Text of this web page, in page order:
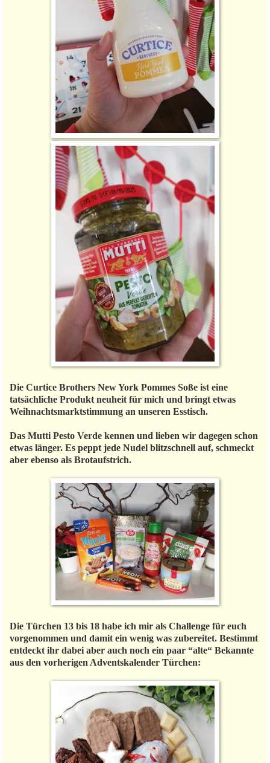
Die Curtice Brothers New York Pommes Soße ist eine
tatsächliche Produkt neuheit für mich und bringt etwas
Weihnachtsmarktstimmung an unseren Esstisch.
Das Mutti Pesto Verde kennen und lieben wir dagegen schon
etwas länger. Es peppt jede Nudel blitzschnell auf, schmeckt
aber ebenso als Brotaufstrich.
Die Türchen 13 bis 18 habe ich mir als Challenge für euch
vorgenommen und damit ein wenig was zubereitet. Bestimmt
entdeckt ihr dabei aber auch noch ein paar “alte“ Bekannte
aus den vorherigen Adventskalender Türchen: